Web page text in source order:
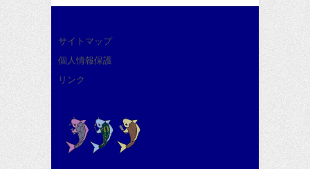
サイトマップ
個人情報保護
リンク